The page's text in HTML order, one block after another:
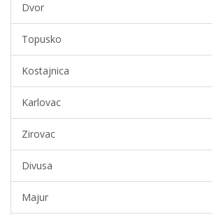
Dvor
Topusko
Kostajnica
Karlovac
Zirovac
Divusa
Majur